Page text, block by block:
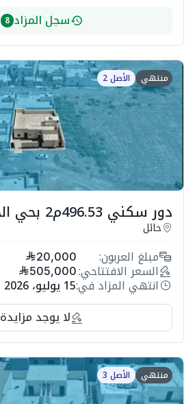
سجل المزاد 8
منتهي الأصل 2
دور سكني 496.53م2 بحي الجبل
حائل
مبلغ العربون: 20,000
السعر الافتتاحي: 505,000
انتهي المزاد في:15 يوليو، 2026
لا يوجد مزايدة
منتهي الأصل 3